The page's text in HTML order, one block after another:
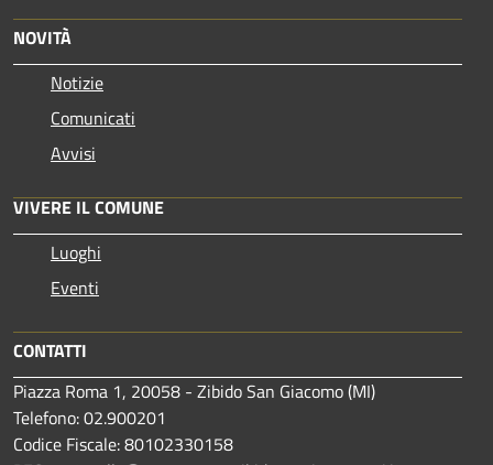
NOVITÀ
Notizie
Comunicati
Avvisi
VIVERE IL COMUNE
Luoghi
Eventi
CONTATTI
Piazza Roma 1, 20058 - Zibido San Giacomo (MI)
Telefono: 02.900201
Codice Fiscale: 80102330158